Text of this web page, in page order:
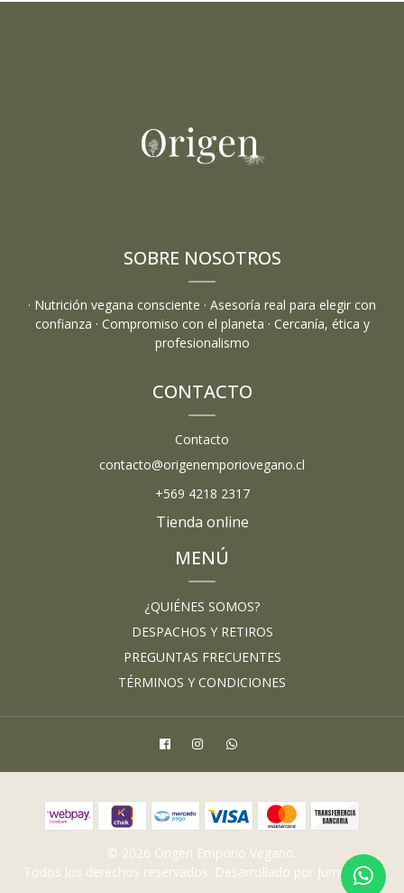
SOBRE NOSOTROS
· Nutrición vegana consciente · Asesoría real para elegir con
confianza · Compromiso con el planeta · Cercanía, ética y
profesionalismo
CONTACTO
Contacto
contacto@origenemporiovegano.cl
+569 4218 2317
Tienda online
MENÚ
¿QUIÉNES SOMOS?
DESPACHOS Y RETIROS
PREGUNTAS FRECUENTES
TÉRMINOS Y CONDICIONES
© 2026 Origen Emporio Vegano.
Todos los derechos reservados. Desarrollado por Jumpseller